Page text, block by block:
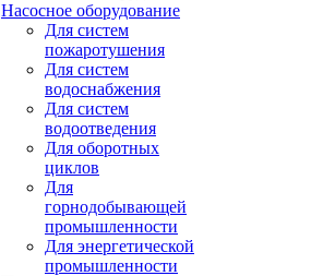
Насосное оборудование
Для систем
пожаротушения
Для систем
водоснабжения
Для систем
водоотведения
Для оборотных
циклов
Для
горнодобывающей
промышленности
Для энергетической
промышленности